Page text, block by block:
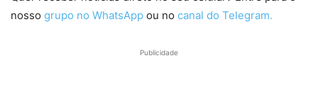
nosso grupo no WhatsApp ou no canal do Telegram.
Publicidade